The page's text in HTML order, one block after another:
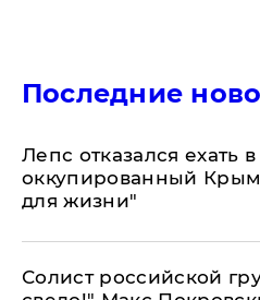
Последние
Лепс отказался ехать в
оккупированный
для жизни"
Солист российской